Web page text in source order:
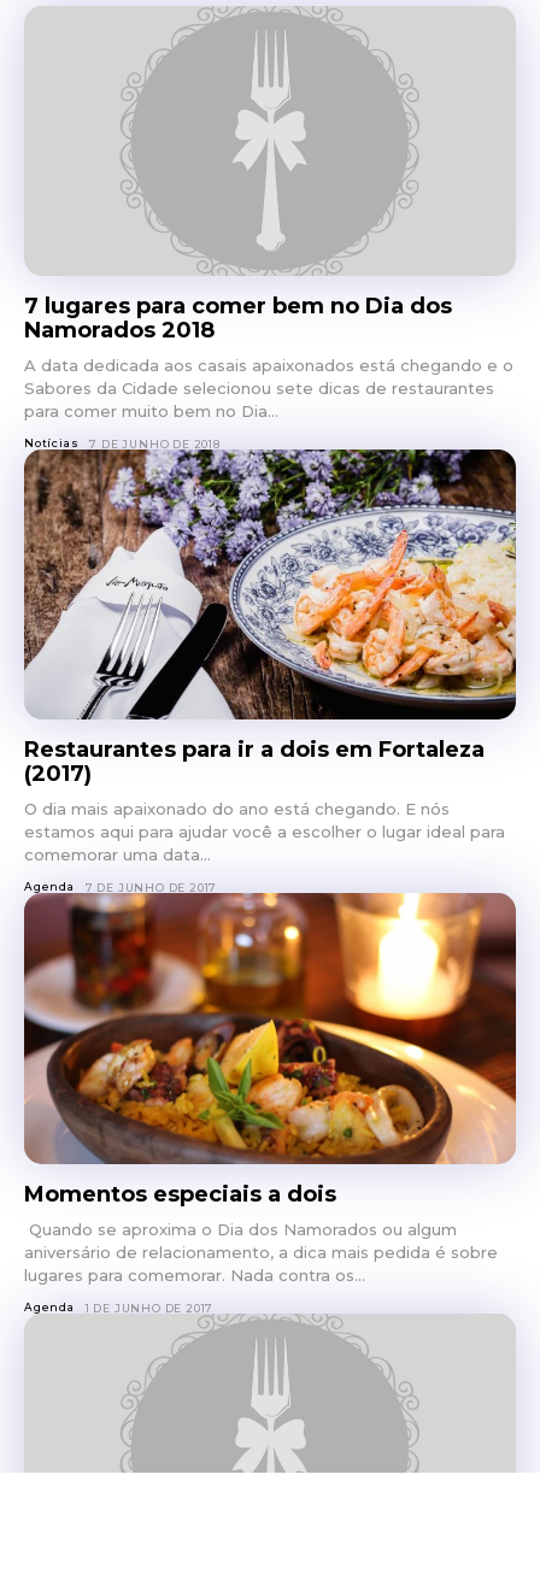
7 lugares para comer bem no Dia dos
Namorados 2018
A data dedicada aos casais apaixonados está chegando e o
Sabores da Cidade selecionou sete dicas de restaurantes
para comer muito bem no Dia...
Notícias 7 DE JUNHO DE 2018
Restaurantes para ir a dois em Fortaleza
(2017)
O dia mais apaixonado do ano está chegando. E nós
estamos aqui para ajudar você a escolher o lugar ideal para
comemorar uma data...
Agenda 7 DE JUNHO DE 2017
Momentos especiais a dois
Quando se aproxima o Dia dos Namorados ou algum
aniversário de relacionamento, a dica mais pedida é sobre
lugares para comemorar. Nada contra os...
Agenda 1 DE JUNHO DE 2017